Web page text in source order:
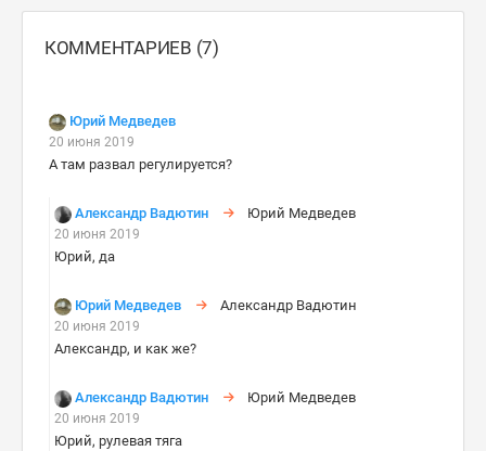
КОММЕНТАРИЕВ (7)
Юрий Медведев
20 июня 2019
А там развал регулируется?
Александр Вадютин Юрий Медведев
20 июня 2019
Юрий, да
Юрий Медведев Александр Вадютин
20 июня 2019
Александр, и как же?
Александр Вадютин Юрий Медведев
20 июня 2019
Юрий, рулевая тяга